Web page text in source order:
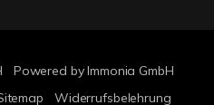
Powered by Immonia GmbH
Widerrufsbelehrung